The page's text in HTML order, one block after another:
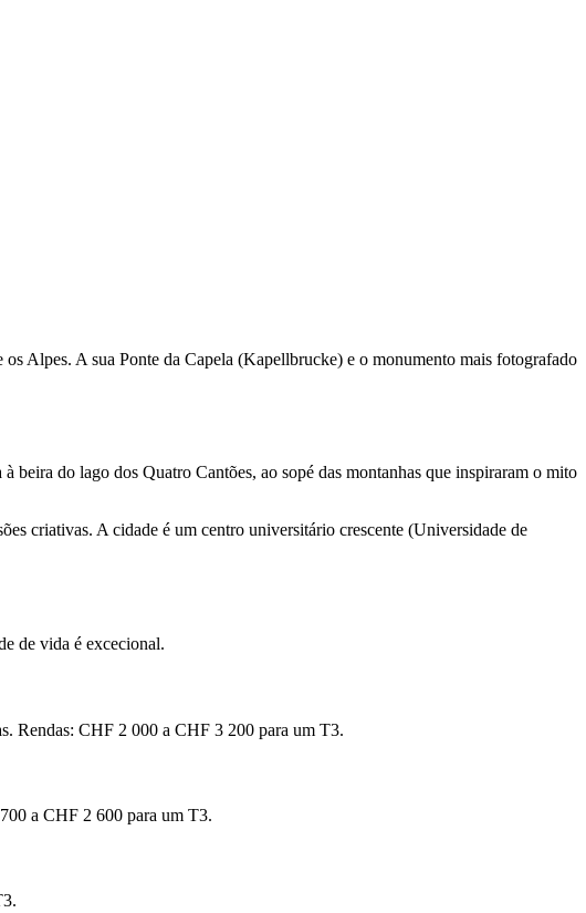
Alpes. A sua Ponte da Capela (Kapellbrucke) e o monumento mais fotografado
beira do lago dos Quatro Cantões, ao sopé das montanhas que inspiraram o mito
criativas. A cidade é um centro universitário crescente (Universidade de
de vida é excecional.
Rendas: CHF 2 000 a CHF 3 200 para um T3.
a CHF 2 600 para um T3.